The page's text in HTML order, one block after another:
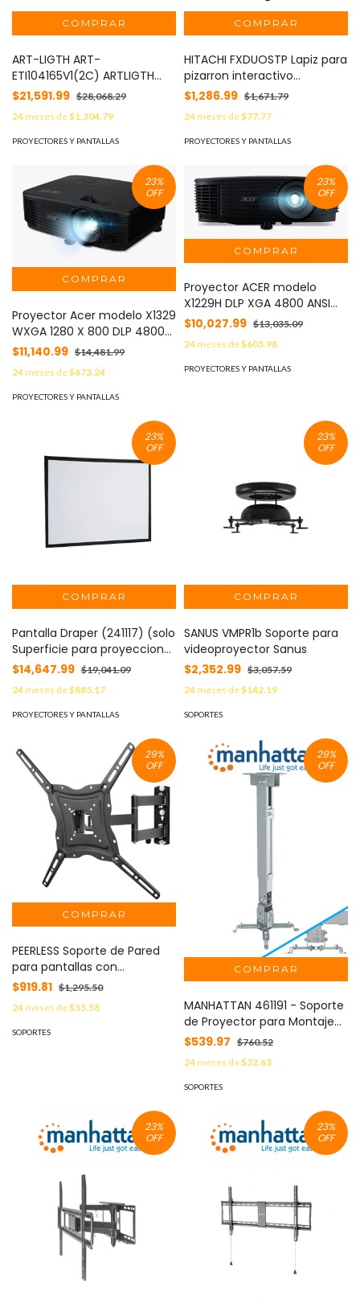
ART-LIGTH ART-
ETI104165V1(2C) ARTLIGTH
Pantalla electrica formato
16:10 195 pulgadas..
$21,591.99 $28,068.29
24meses de$1,304.79
PROYECTORES Y PANTALLAS
HITACHI FXDUOSTP Lapiz para
pizarron interactivo
Starboard
$1,286.99 $1,671.79
24meses de$77.77
PROYECTORES Y PANTALLAS
23%
OFF
Proyector Acer modelo X1329
WXGA 1280 X 800 DLP 4800
LUMENS VGA - HDMI BOCINA 3
$11,140.99 $14,481.99
24meses de$673.24
PROYECTORES Y PANTALLAS
23%
OFF
Proyector ACER modelo
X1229H DLP XGA 4800 ANSI
LUMENES RESOLUCION NATIVA
HDMI -
$10,027.99 $13,035.09
24meses de$605.98
PROYECTORES Y PANTALLAS
23%
OFF
Pantalla Draper (241117) (solo
Superficie para proyeccion
trasera) , Portatil 1.83m x
$14,647.99 $19,041.09
24meses de$885.17
PROYECTORES Y PANTALLAS
23%
OFF
SANUS VMPR1b Soporte para
videoproyector Sanus
$2,352.99 $3,057.59
24meses de$142.19
SOPORTES
29%
OFF
PEERLESS Soporte de Pared
para pantallas con
Movimiento Completo e
pantalla desde 32-60 pulg /
Compatible VESA 75x75
$919.81 $1,295.50
24meses de$55.58
SOPORTES
29%
OFF
MANHATTAN 461191 - Soporte
de Proyector para Montaje
en Techo o Pared/ 20 Kg de
Inclinación y Rotación
Ajustable/ Movimiento
Diseño Multipropositos/
$539.97 $760.52
24meses de$32.63
SOPORTES
23%
OFF
23%
OFF